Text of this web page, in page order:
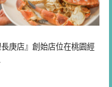
庚店』創始店位在桃園經